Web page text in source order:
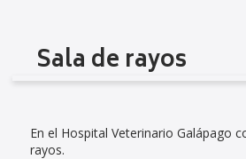
Sala de rayos
En el Hospital Veterinario Galápago
rayos.